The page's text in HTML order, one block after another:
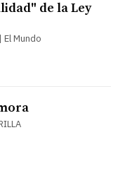
de la Ley
Mundo